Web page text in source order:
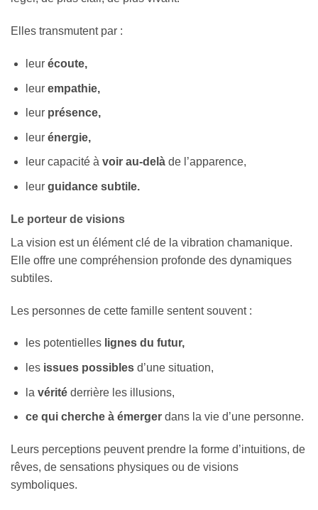
Elles transmutent par :
leur écoute,
leur empathie,
leur présence,
leur énergie,
leur capacité à voir au-delàde l’apparence,
leur guidance subtile.
Le porteur de visions
La vision est un élément clé de la vibration chamanique.
Elle offre une compréhension profonde des dynamiques
subtiles.
Les personnes de cette famille sentent souvent :
les potentielles lignes du futur,
lesissues possiblesd’une situation,
la véritéderrière les illusions,
ce qui cherche à émergerdans la vie d’une personne.
Leurs perceptions peuvent prendre la forme d’intuitions, de
rêves, de sensations physiques ou de visions
symboliques.